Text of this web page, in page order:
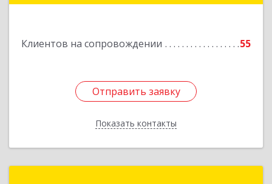
Клиентов на сопровождении 55
Отправить заявку
Показать контакты
Отправить заявку
Назад